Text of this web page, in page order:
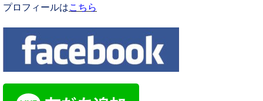
プロフィールは こちら